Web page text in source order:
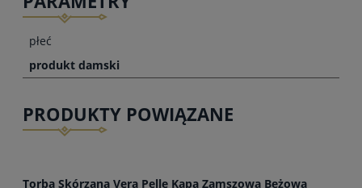
płeć
produkt damski
PRODUKTY POWIĄZANE
Torba Skórzana Vera Pelle Kapa Zamszowa Beżowa